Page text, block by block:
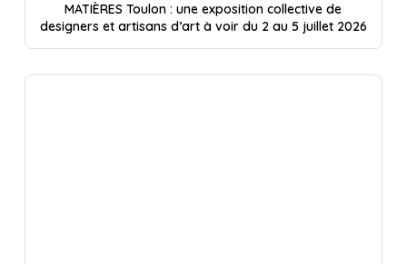
MATIÈRES Toulon : une exposition collective de
designers et artisans d’art à voir du 2 au 5 juillet 2026